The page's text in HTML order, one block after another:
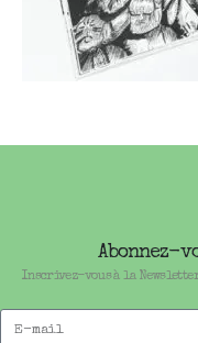
Abonnez-
Inscrivez-vous à la